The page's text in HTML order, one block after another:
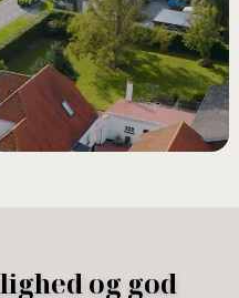
og god